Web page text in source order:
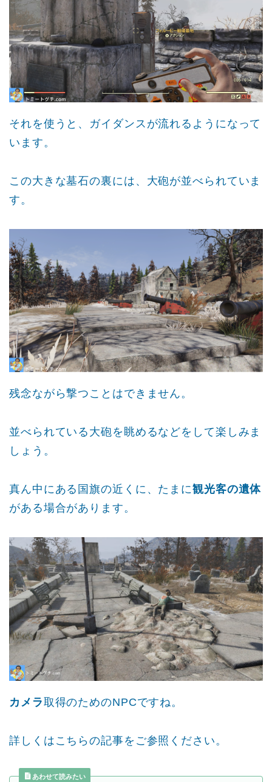
それを使うと、ガイダンスが流れるようになって
います。
この大きな墓石の裏には、大砲が並べられていま
す。
残念ながら撃つことはできません。
並べられている大砲を眺めるなどをして楽しみま
しょう。
真ん中にある国旗の近くに、たまに観光客の遺体
がある場合があります。
カメラ取得のためのNPCですね。
詳しくはこちらの記事をご参照ください。
あわせて読みたい